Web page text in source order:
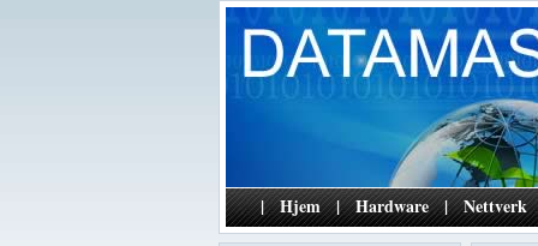
| Hjem | Hardware | Nettverk